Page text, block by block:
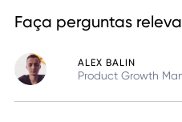
Faça perguntas
ALEX BALIN
Product Growth